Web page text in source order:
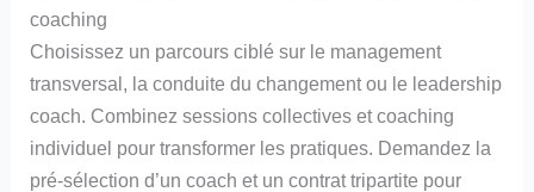
coaching
Choisissez un parcours ciblé sur le management
transversal, la conduite du changement ou le leadership
coach. Combinez sessions collectives et coaching
individuel pour transformer les pratiques. Demandez la
pré-sélection d’un coach et un contrat tripartite pour